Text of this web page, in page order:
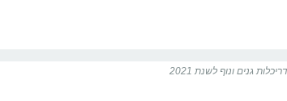
גנים ונוף לשנת 2021